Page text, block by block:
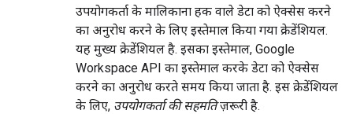
उपयोगकर्ता के मालिकाना हक वाले डेटा को ऐक्सेस करने
का अनुरोध करने के लिए इस्तेमाल किया गया क्रेडेंशियल.
यह मुख्य क्रेडेंशियल है. इसका इस्तेमाल, Google
Workspace API का इस्तेमाल करके डेटा को ऐक्सेस
करने का अनुरोध करते समय किया जाता है. इस क्रेडेंशियल
के लिए, उपयोगकर्ता की सहमतिज़रूरी है.